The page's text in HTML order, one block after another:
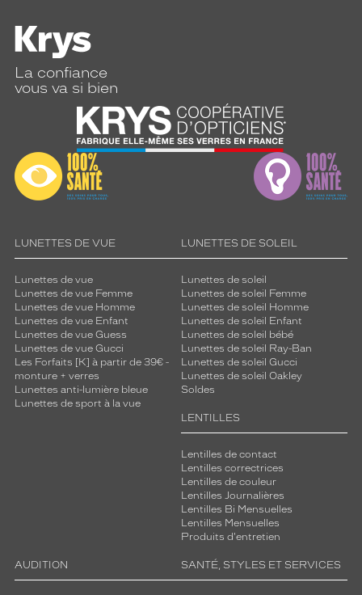
La confiance
vous va si bien
LUNETTES DE VUE
Lunettes de vue
Lunettes de vue Femme
Lunettes de vue Homme
Lunettes de vue Enfant
Lunettes de vue Guess
Lunettes de vue Gucci
Les Forfaits [K] à partir de 39€ -
monture + verres
Lunettes anti-lumière bleue
Lunettes de sport à la vue
LUNETTES DE SOLEIL
Lunettes de soleil
Lunettes de soleil Femme
Lunettes de soleil Homme
Lunettes de soleil Enfant
Lunettes de soleil bébé
Lunettes de soleil Ray-Ban
Lunettes de soleil Gucci
Lunettes de soleil Oakley
Soldes
LENTILLES
Lentilles de contact
Lentilles correctrices
Lentilles de couleur
Lentilles Journalières
Lentilles Bi Mensuelles
Lentilles Mensuelles
Produits d'entretien
AUDITION SANTÉ, STYLES ET SERVICES